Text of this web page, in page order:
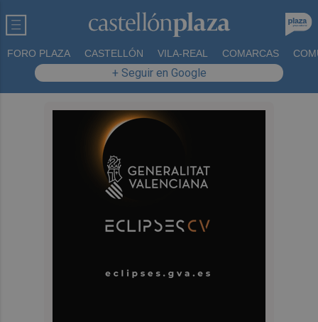
FORO PLAZA CASTELLÓN VILA-REAL COMARCAS
+ Seguir en Google